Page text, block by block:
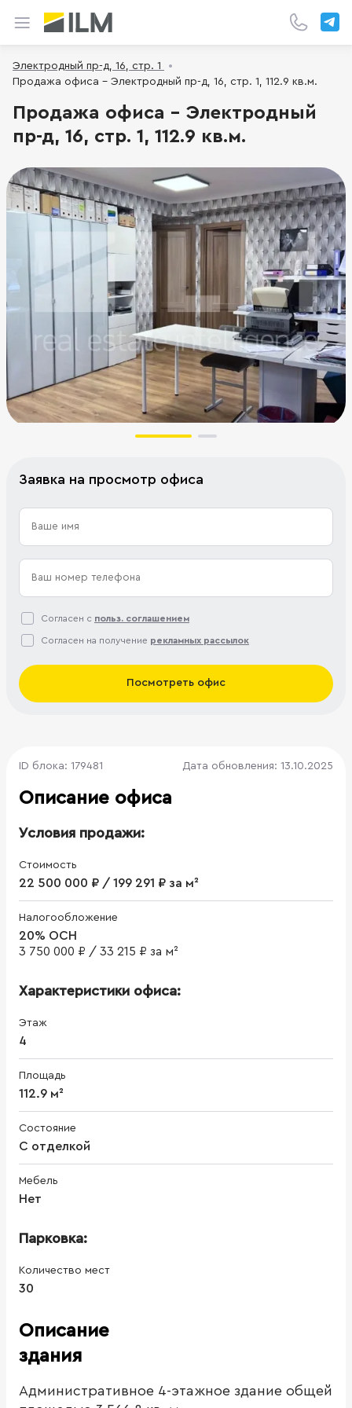
Электродный пр-д, 16, стр. 1
Продажа офиса - Электродный пр-д, 16, стр. 1, 112.9 кв.м.
Продажа офиса - Электродный
пр-д, 16, стр. 1, 112.9 кв.м.
Заявка на просмотр офиса
Согласен с польз. соглашением
Согласен на получение рекламных рассылок
Посмотреть офис
ID блока: 179481 Дата обновления: 13.10.2025
Описание офиса
Условия продажи:
Стоимость
22 500 000 ₽ / 199 291 ₽ за м²
Налогообложение
20% ОСН
3 750 000 ₽ / 33 215 ₽ за м²
Характеристики офиса:
Этаж
4
Площадь
112.9 м²
Состояние
С отделкой
Мебель
Нет
Парковка:
Количество мест
30
Описание
здания
Административное 4-этажное здание общей